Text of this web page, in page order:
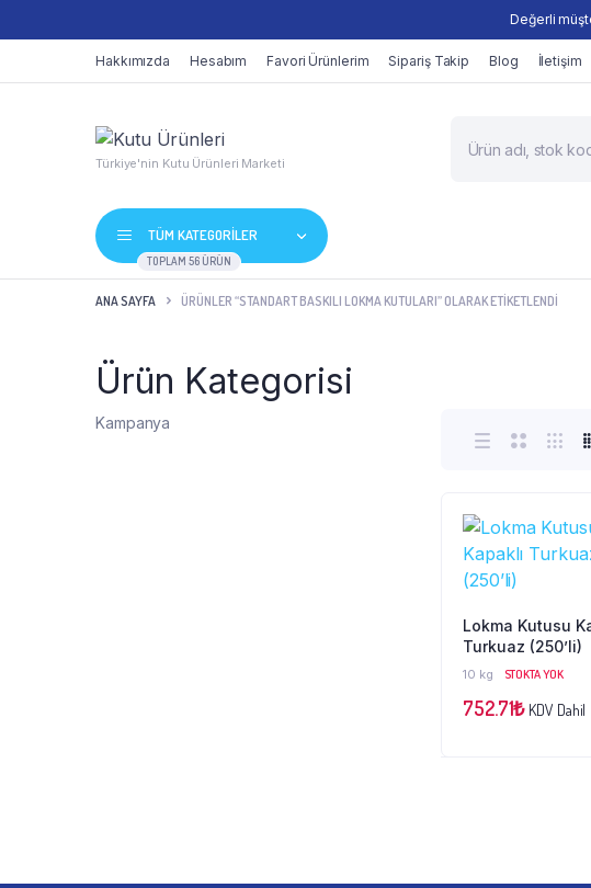
Değerli
Hakkımızda Hesabım Favori Ürünlerim Sipariş Takip Blog İletişim
Türkiye'nin Kutu Ürünleri Marketi
search
TÜM KATEGORİLER
TOPLAM 56 ÜRÜN
ANA SAYFA ÜRÜNLER “STANDART BASKILI LOKMA KUTULARI” OLARAK ETIKETLENDI
Lokma Kutusu
Turkuaz (250’li)
10 kg STOKTA YOK
752.71₺ KDV Dahil
Ürün Kategorisi
Kampanya